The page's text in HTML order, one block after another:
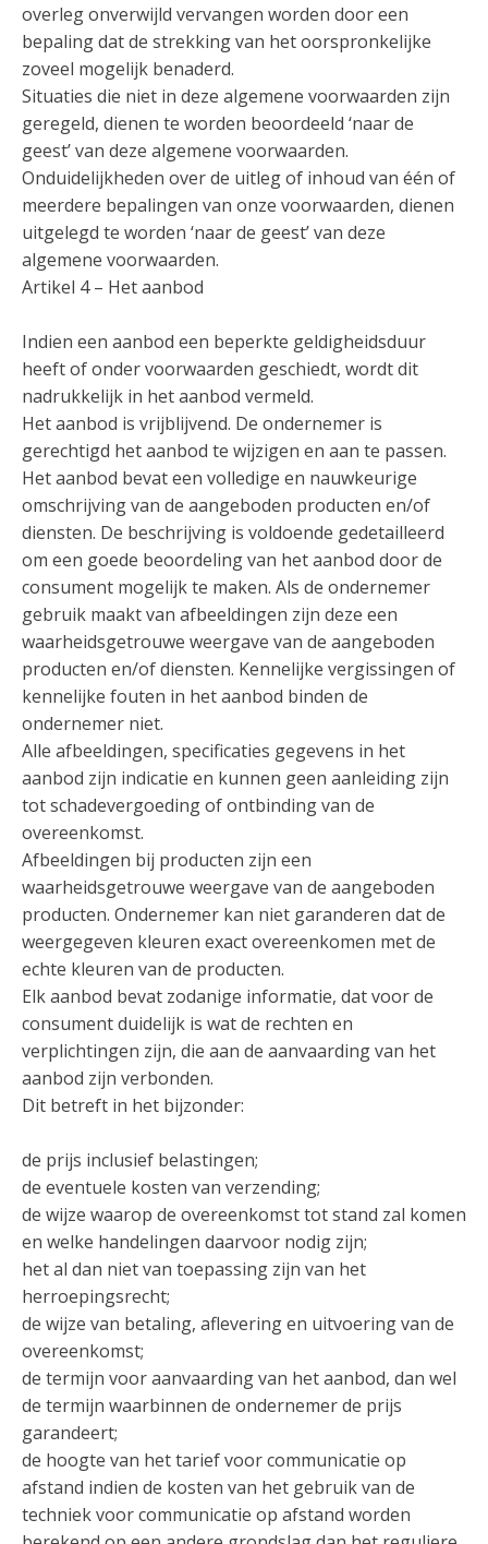
overleg onverwijld vervangen worden door een
bepaling dat de strekking van het oorspronkelijke
zoveel mogelijk benaderd.
Situaties die niet in deze algemene voorwaarden zijn
geregeld, dienen te worden beoordeeld ‘naar de
geest’ van deze algemene voorwaarden.
Onduidelijkheden over de uitleg of inhoud van één of
meerdere bepalingen van onze voorwaarden, dienen
uitgelegd te worden ‘naar de geest’ van deze
algemene voorwaarden.
Artikel 4 – Het aanbod
Indien een aanbod een beperkte geldigheidsduur
heeft of onder voorwaarden geschiedt, wordt dit
nadrukkelijk in het aanbod vermeld.
Het aanbod is vrijblijvend. De ondernemer is
gerechtigd het aanbod te wijzigen en aan te passen.
Het aanbod bevat een volledige en nauwkeurige
omschrijving van de aangeboden producten en/of
diensten. De beschrijving is voldoende gedetailleerd
om een goede beoordeling van het aanbod door de
consument mogelijk te maken. Als de ondernemer
gebruik maakt van afbeeldingen zijn deze een
waarheidsgetrouwe weergave van de aangeboden
producten en/of diensten. Kennelijke vergissingen of
kennelijke fouten in het aanbod binden de
ondernemer niet.
Alle afbeeldingen, specificaties gegevens in het
aanbod zijn indicatie en kunnen geen aanleiding zijn
tot schadevergoeding of ontbinding van de
overeenkomst.
Afbeeldingen bij producten zijn een
waarheidsgetrouwe weergave van de aangeboden
producten. Ondernemer kan niet garanderen dat de
weergegeven kleuren exact overeenkomen met de
echte kleuren van de producten.
Elk aanbod bevat zodanige informatie, dat voor de
consument duidelijk is wat de rechten en
verplichtingen zijn, die aan de aanvaarding van het
aanbod zijn verbonden.
Dit betreft in het bijzonder:
de prijs inclusief belastingen;
de eventuele kosten van verzending;
de wijze waarop de overeenkomst tot stand zal komen
en welke handelingen daarvoor nodig zijn;
het al dan niet van toepassing zijn van het
herroepingsrecht;
de wijze van betaling, aflevering en uitvoering van de
overeenkomst;
de termijn voor aanvaarding van het aanbod, dan wel
de termijn waarbinnen de ondernemer de prijs
garandeert;
de hoogte van het tarief voor communicatie op
afstand indien de kosten van het gebruik van de
techniek voor communicatie op afstand worden